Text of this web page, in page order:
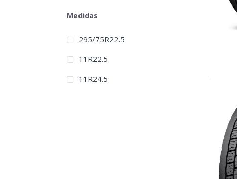
Medidas
295/75R22.5
11R22.5
11R24.5